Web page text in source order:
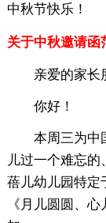
中秋节快乐！
关于中秋邀请函
亲爱的家长
你好！
本周三为中
儿过一个难忘的
蓓儿幼儿园特定
《月儿圆圆、